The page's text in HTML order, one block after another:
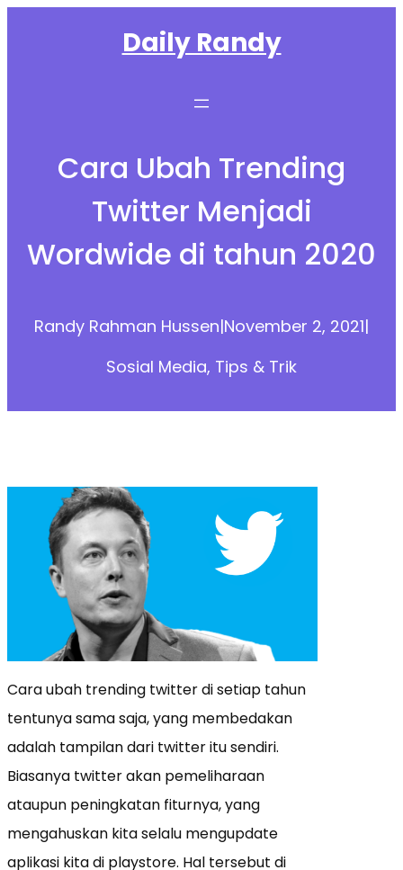
Daily Randy
Cara Ubah Trending
Twitter Menjadi
Wordwide di tahun 2020
Randy Rahman Hussen|November 2, 2021|
Sosial Media, Tips & Trik
Cara ubah trending twitter di setiap tahun
tentunya sama saja, yang membedakan
adalah tampilan dari twitter itu sendiri.
Biasanya twitter akan pemeliharaan
ataupun peningkatan fiturnya, yang
mengahuskan kita selalu mengupdate
aplikasi kita di playstore. Hal tersebut di